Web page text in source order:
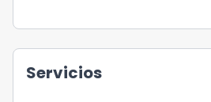
Servicios